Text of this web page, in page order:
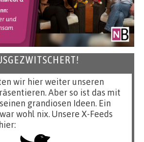
wir hier weiter unseren
Aber so ist das mit
grandiosen Ideen. Ein
wohl nix. Unsere X-Feeds